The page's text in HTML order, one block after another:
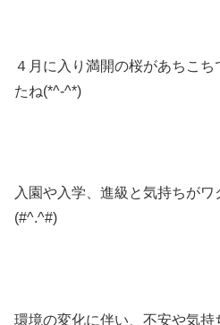
４月に入り満開の桜があちこ
たね(*^-^*)
入園や入学、進級と気持ちが
(#^.^#)
環境の変化に伴い、不安や気